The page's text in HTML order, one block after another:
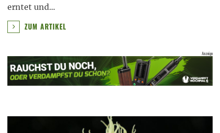
erntet und...
ZUM ARTIKEL